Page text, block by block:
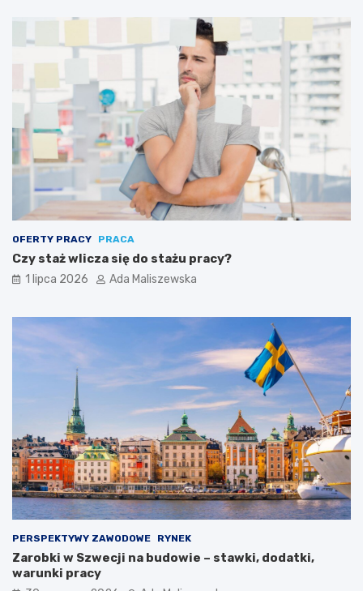
OFERTY PRACY PRACA
Czy staż wlicza się do stażu pracy?
1 lipca 2026 Ada Maliszewska
PERSPEKTYWY ZAWODOWE RYNEK
Zarobki w Szwecji na budowie – stawki, dodatki,
warunki pracy